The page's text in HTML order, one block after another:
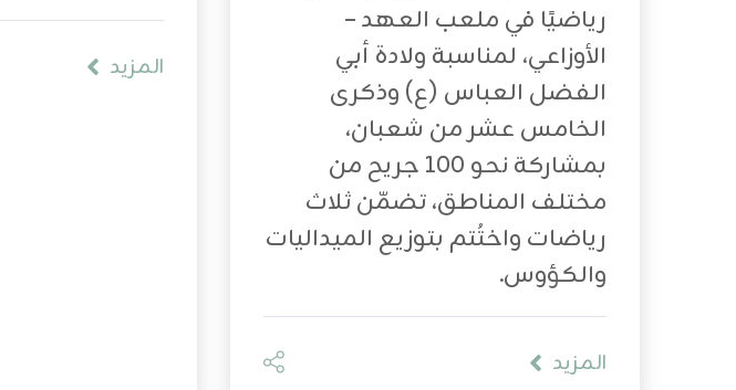
رياضيًا في ملعب العهد –
الأوزاعي، لمناسبة ولادة أبي
الفضل العباس (ع) وذكرى
الخامس عشر من شعبان،
بمشاركة نحو 100 جريح من
مختلف المناطق، تضمّن ثلاث
رياضات واختُتم بتوزيع الميداليات
والكؤوس.
المزيد
المزيد